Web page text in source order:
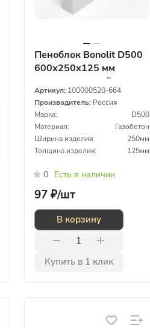
Пеноблок Bonolit D500
600х250х125 мм
газосиликатный
Артикул: 100000520-664
Производитель: Россия
Марка:
D500
Материал:
Газобетон
Ширина изделия:
250мм
Толщина изделия:
125мм
0 Есть в наличии
97 ₽/шт
В корзину
Купить в 1 клик